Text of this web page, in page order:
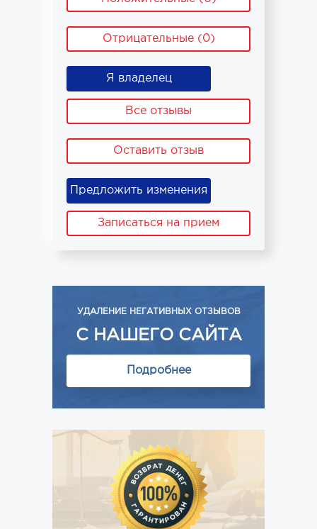
Отрицательные (0)
Я владелец
Все отзывы
Оставить отзыв
Предложить изменения
Записаться на прием
УДАЛЕНИЕ НЕГАТИВНЫХ ОТЗЫВОВ
С НАШЕГО САЙТА
Подробнее